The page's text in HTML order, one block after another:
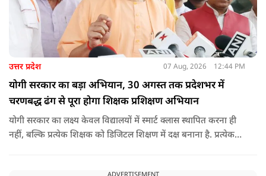
उत्तर प्रदेश 07 Aug, 2026 12:44 PM
योगी सरकार का बड़ा अभियान, 30 अगस्त तक प्रदेशभर में
चरणबद्ध ढंग से पूरा होगा शिक्षक प्रशिक्षण अभियान
योगी सरकार का लक्ष्य केवल विद्यालयों में स्मार्ट क्लास स्थापित करना ही
नहीं, बल्कि प्रत्येक शिक्षक को डिजिटल शिक्षण में दक्ष बनाना है. प्रत्येक